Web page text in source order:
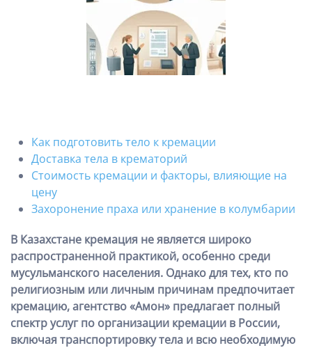
Как подготовить тело к кремации
Доставка тела в крематорий
Стоимость кремации и факторы, влияющие на
цену
Захоронение праха или хранение в колумбарии
В Казахстане кремация не является широко
распространенной практикой, особенно среди
мусульманского населения. Однако для тех, кто по
религиозным или личным причинам предпочитает
кремацию, агентство «Амон» предлагает полный
спектр услуг по организации кремации в России,
включая транспортировку тела и всю необходимую